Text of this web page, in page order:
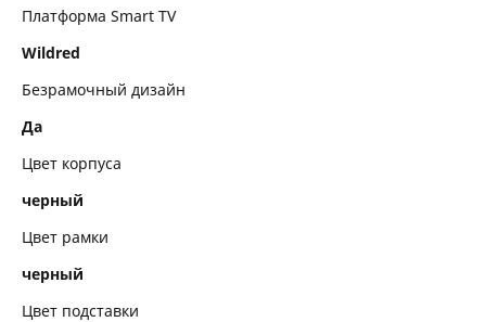
Платформа Smart TV
Wildred
Безрамочный дизайн
Да
Цвет корпуса
черный
Цвет рамки
черный
Цвет подставки